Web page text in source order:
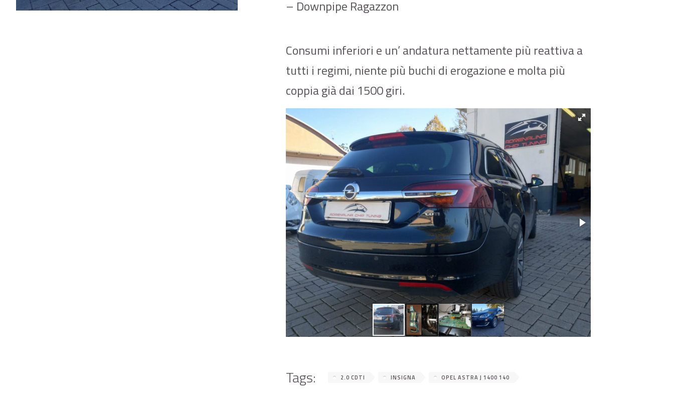
– Downpipe Ragazzon
Consumi inferiori e un’ andatura nettamente più reattiva a
tutti i regimi, niente più buchi di erogazione e molta più
coppia già dai 1500 giri.
Tags: 2.0 CDTI INSIGNA OPEL ASTRA J 1400 140